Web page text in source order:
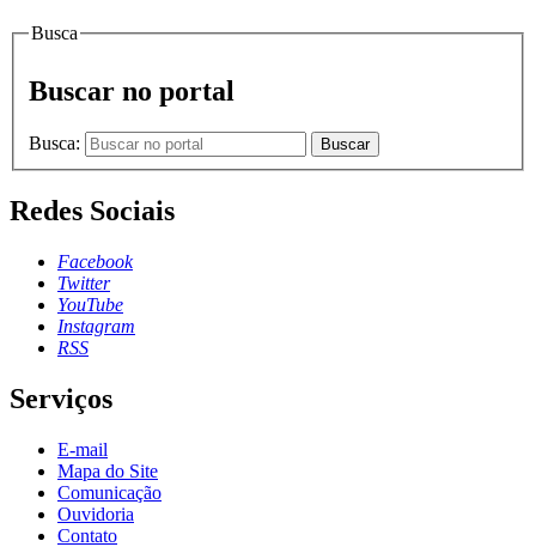
Busca
Buscar no portal
Busca: Buscar
Redes Sociais
Facebook
Twitter
YouTube
Instagram
RSS
Serviços
E-mail
Mapa do Site
Comunicação
Ouvidoria
Contato